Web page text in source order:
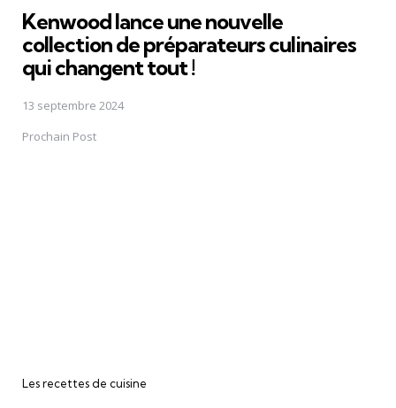
Kenwood lance une nouvelle
collection de préparateurs culinaires
qui changent tout !
13 septembre 2024
Prochain Post
Les recettes de cuisine